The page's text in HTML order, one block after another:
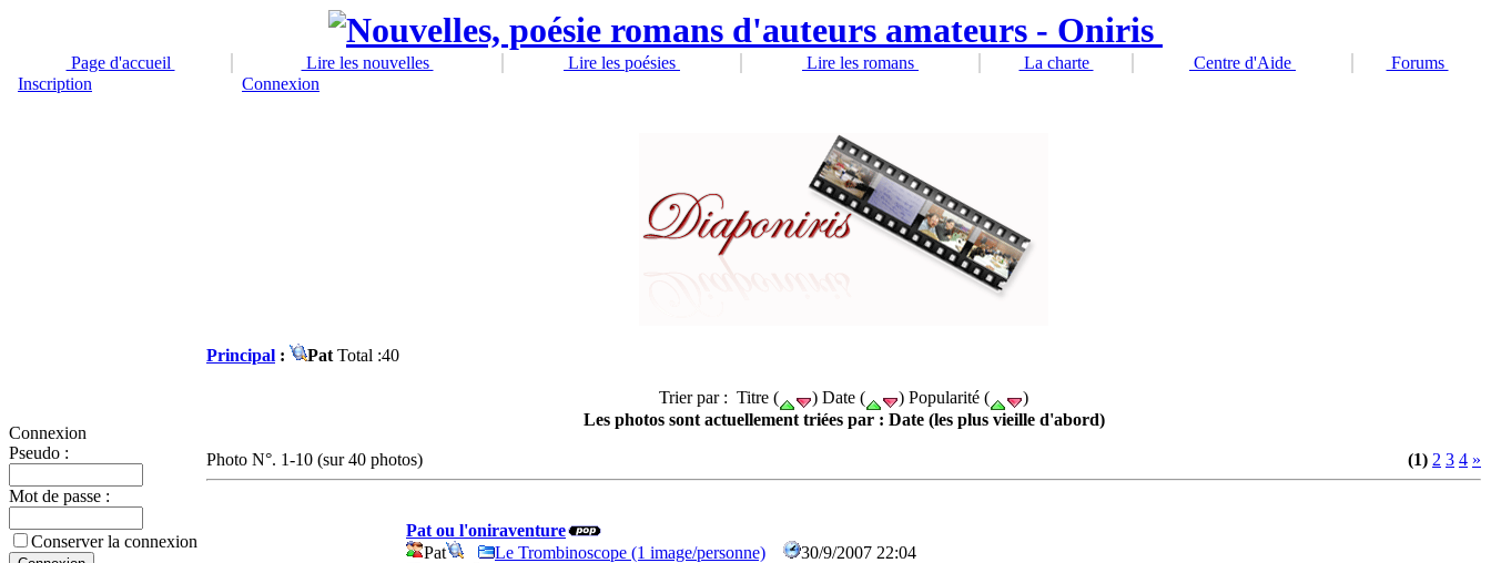
Page d'accueil Lire les nouvelles Lire les poésies Lire les romans La charte Centre d'Aide
Forums
Inscription
Connexion
Connexion
Pseudo :
Mot de passe :
Conserver la connexion
Principal : Pat Total :40
Trier par : Titre ( ) Date ( ) Popularité (
)
Les photos sont actuellement triées par : Date (les plus vieille d'abord)
Photo N°. 1-10 (sur 40 photos) (1) 2 3 4 »
Pat ou l'oniraventure
Pat
Le Trombinoscope (1 image/personne)
30/9/2007 22:04